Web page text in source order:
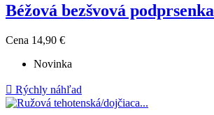
Béžová bezšvová
Cena 14,90 €
Novinka
 Rýchly náhľad